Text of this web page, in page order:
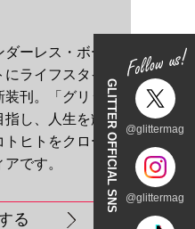
GLITTER OFFICIAL SNS @glittermag
@glittermag
ーレス・ボー
ライフスタイ
刊。「グリッ
し、人生を輝
ヒトをクロー
です。
る